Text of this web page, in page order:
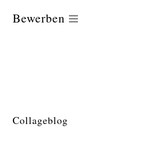
Bewerben
Collageblog